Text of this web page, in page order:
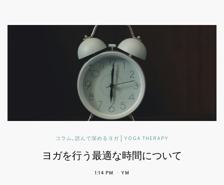
読んで深めるヨガ | YOGA THERAPY
可動域と柔軟性とヨガ
2:43 PM